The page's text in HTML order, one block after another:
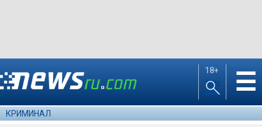
18+ ☰
КРИМИНАЛ